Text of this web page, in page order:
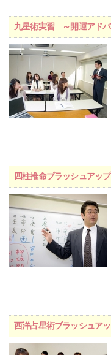
九星術実習 ～開運アドバ
四柱推命ブラッシュアッ
西洋占星術ブラッシュア